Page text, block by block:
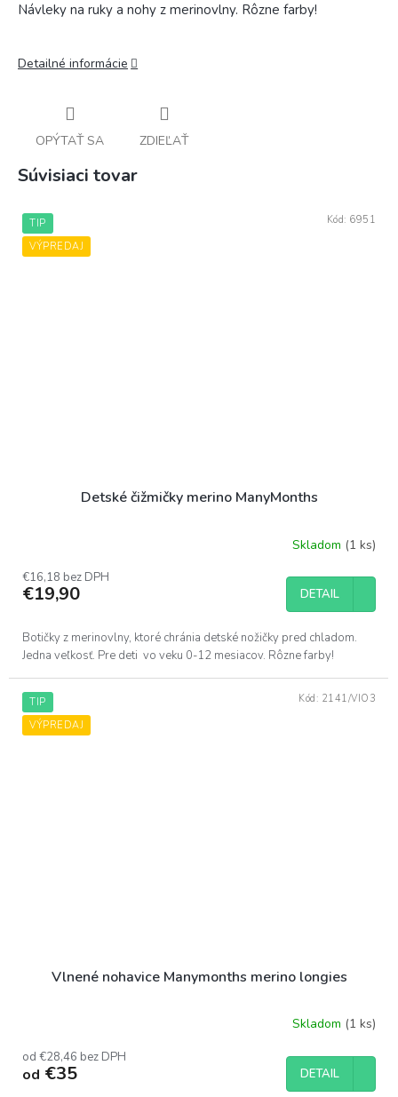
Návleky na ruky a nohy z merinovlny. Rôzne farby!
Detailné informácie
OPÝTAŤ SA ZDIEĽAŤ
Súvisiaci tovar
TIP
VÝPREDAJ
Detské čižmičky merino ManyMonths
Skladom (1 ks)
€16,18 bez DPH
€19,90 DETAIL
Botičky z merinovlny, ktoré chránia detské nožičky pred chladom.
Jedna veľkosť. Pre deti vo veku 0-12 mesiacov. Rôzne farby!
Kód: 6951
TIP
VÝPREDAJ
Vlnené nohavice Manymonths merino longies
produktu
je
Skladom (1 ks)
od €28,46 bez DPH
od €35 DETAIL
Kód: 2141/VIO3